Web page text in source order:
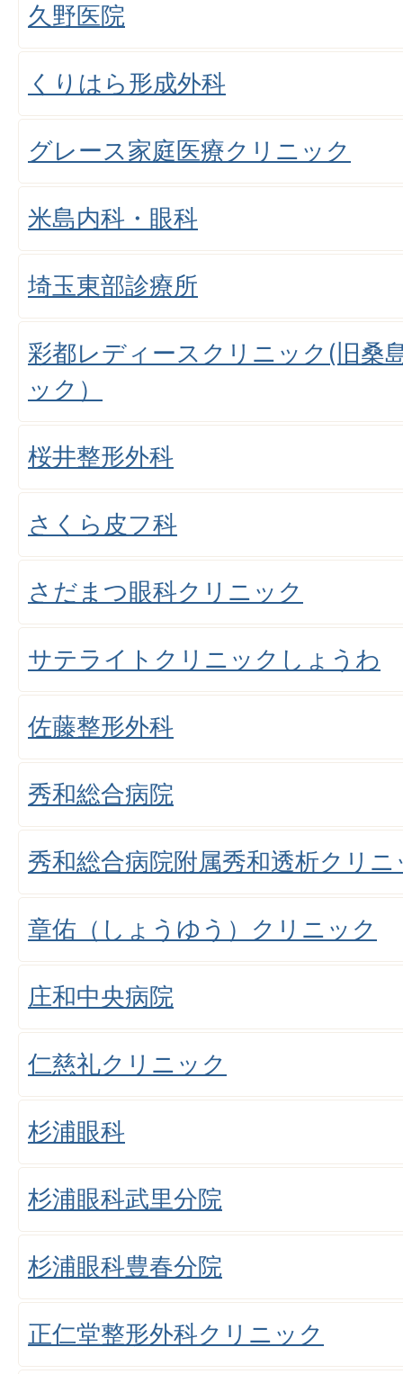
久野医院
くりはら形成外科
グレース家庭医療クリニック
米島内科・眼科
埼玉東部診療所
彩都レディースクリニック(旧桑
ック）
桜井整形外科
さくら皮フ科
さだまつ眼科クリニック
サテライトクリニックしょうわ
佐藤整形外科
秀和総合病院
秀和総合病院附属秀和透析クリニ
章佑（しょうゆう）クリニック
庄和中央病院
仁慈礼クリニック
杉浦眼科
杉浦眼科武里分院
杉浦眼科豊春分院
正仁堂整形外科クリニック